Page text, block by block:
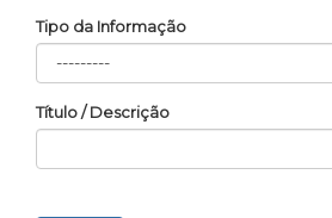
Tipo da Informação
Título / Descrição